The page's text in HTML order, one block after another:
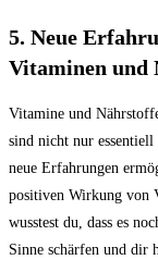
5. Neue
Vitaminen und
Vitamine und
sind nicht nur essentiell
neue Erfahrungen
positiven Wirkung von
wusstest du, dass es
Sinne schärfen und dir